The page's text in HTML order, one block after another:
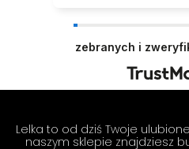
zebranych i
Lelka to od dziś Twoje
naszym sklepie znajdziesz